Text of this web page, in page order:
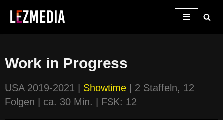
springen
Work in Progress
USA 2019-2021 | Showtime | 2 Staffeln, 12
Folgen | ca. 30 Min. | FSK: 12